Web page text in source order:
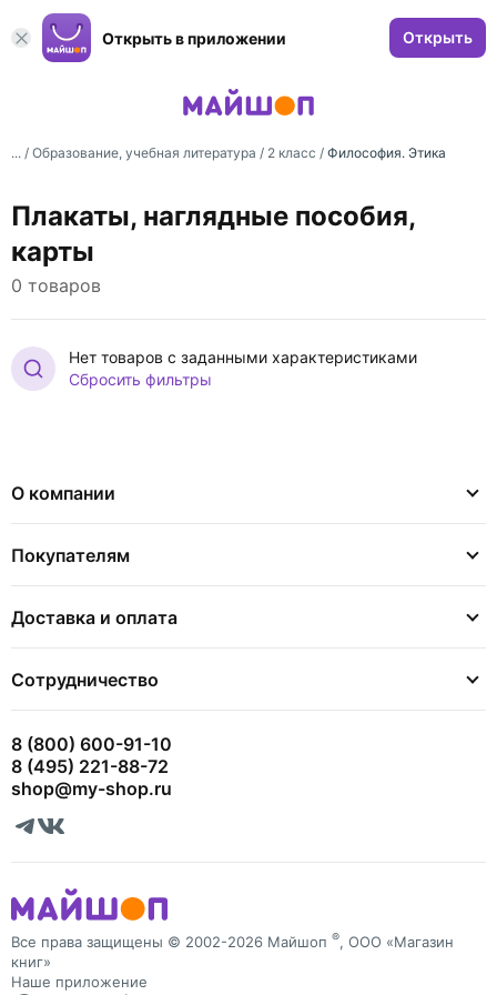
Открыть в приложении Открыть
... / Образование, учебная литература / 2 класс / Философия. Этика
Плакаты, наглядные пособия,
карты
0 товаров
Нет товаров с заданными характеристиками
Сбросить фильтры
О компании
Покупателям
Доставка и оплата
Сотрудничество
8 (800) 600-91-10
8 (495) 221-88-72
shop@my-shop.ru
Все права защищены © 2002-2026 Майшоп ®, ООО «Магазин
книг»
Наше приложение